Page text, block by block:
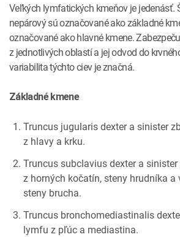
Veľkých lymfatických kmeňov je jedenásť.
nepárový sú označované ako základné
označované ako hlavné kmene.
z jednotlivých oblastí a jej odvod do
variabilita týchto ciev je značná.
Základné kmene
Truncus jugularis dexter a sinister
z hlavy a krku.
Truncus subclavius dexter a
z horných kočatín, steny hrudníka a
steny brucha.
Truncus bronchomediastinalis
lymfu z pľúc a mediastina.